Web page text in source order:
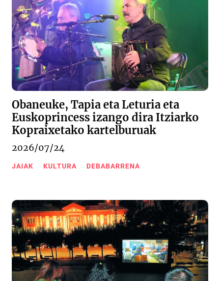
Obaneuke, Tapia eta Leturia eta
Euskoprincess izango dira Itziarko
Kopraixetako kartelburuak
2026/07/24
JAIAK KULTURA DEBABARRENA